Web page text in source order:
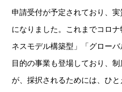
申請受付が予定されており、
になりました。これまでコロ
ネスモデル構築型」「グロー
目的の事業も登場しており、
が、採択されるためには、ひ